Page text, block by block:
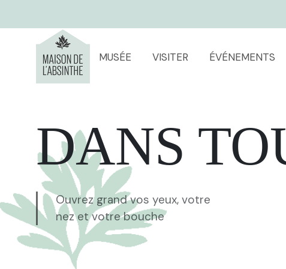
MUSÉE VISITER ÉVÉNEMENTS
DANS
Ouvrez grand vos yeux, votre
nez et votre bouche